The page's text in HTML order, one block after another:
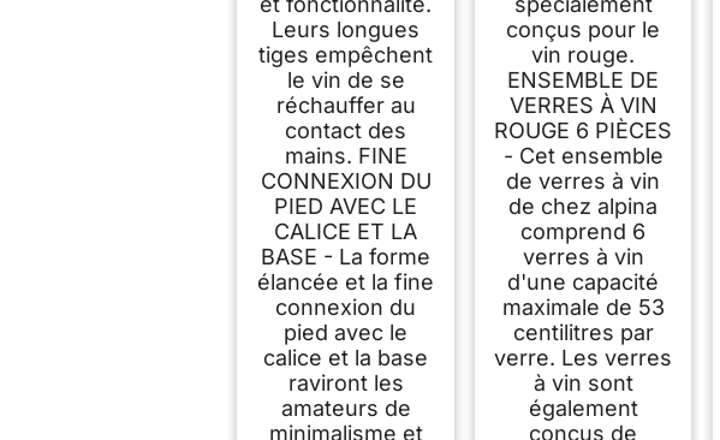
Leurs longues
tiges empêchent
le vin de se
réchauffer au
contact des
mains. FINE
CONNEXION DU
PIED AVEC LE
CALICE ET LA
BASE - La forme
élancée et la fine
connexion du
pied avec le
calice et la base
raviront les
amateurs de
minimalisme et
conçus pour le
vin rouge.
ENSEMBLE DE
VERRES À VIN
ROUGE 6 PIÈCES
- Cet ensemble
de verres à vin
de chez alpina
comprend 6
verres à vin
d'une capacité
maximale de 53
centilitres par
verre. Les verres
à vin sont
également
conçus de